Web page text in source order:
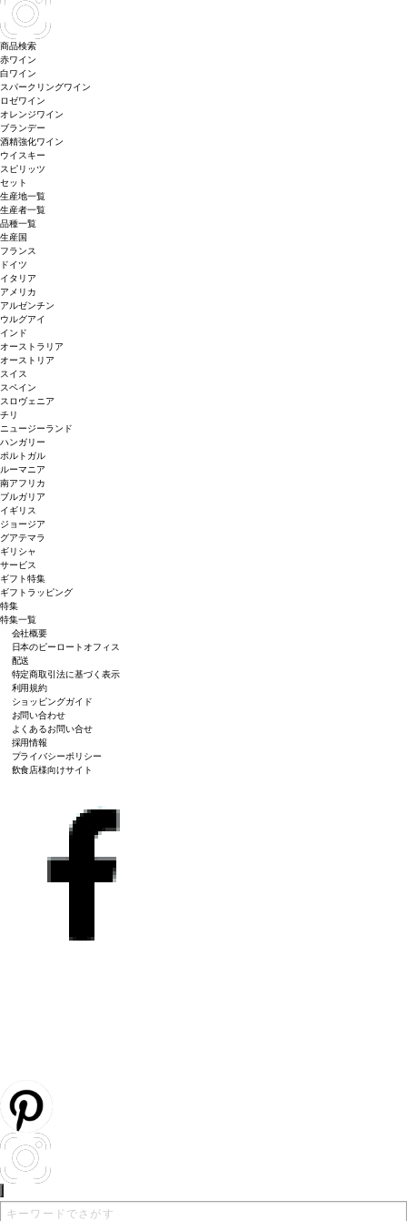
商品検索
赤ワイン
白ワイン
スパークリングワイン
ロゼワイン
オレンジワイン
ブランデー
酒精強化ワイン
ウイスキー
スピリッツ
セット
生産地一覧
生産者一覧
品種一覧
生産国
フランス
ドイツ
イタリア
アメリカ
アルゼンチン
ウルグアイ
インド
オーストラリア
オーストリア
スイス
スペイン
スロヴェニア
チリ
ニュージーランド
ハンガリー
ポルトガル
ルーマニア
南アフリカ
ブルガリア
イギリス
ジョージア
グアテマラ
ギリシャ
サービス
ギフト特集
ギフトラッピング
特集
特集一覧
会社概要
日本のピーロートオフィス
配送
特定商取引法に基づく表示
利用規約
ショッピングガイド
お問い合わせ
よくあるお問い合せ
採用情報
プライバシーポリシー
飲食店様向けサイト